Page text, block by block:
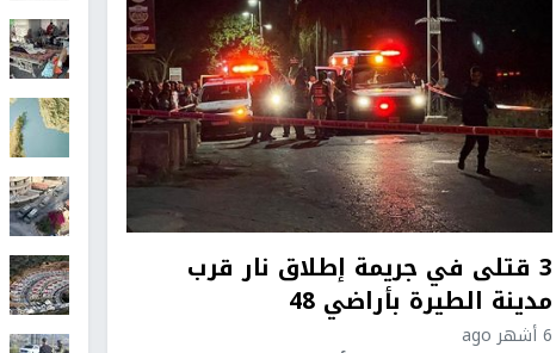
3 قتلى في جريمة إطلاق نار قرب
مدينة الطيرة بأراضي 48
6 أشهر ago